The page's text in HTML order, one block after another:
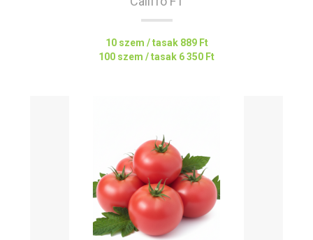
10 szem / tasak 889 Ft
100 szem / tasak 6 350 Ft